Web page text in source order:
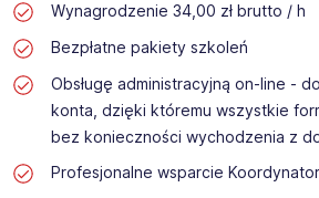
Wynagrodzenie 34,00 zł brutto / h
Bezpłatne pakiety szkoleń
Obsługę administracyjną on-line -
konta, dzięki któremu wszystkie
bez konieczności wychodzenia z
Profesjonalne wsparcie